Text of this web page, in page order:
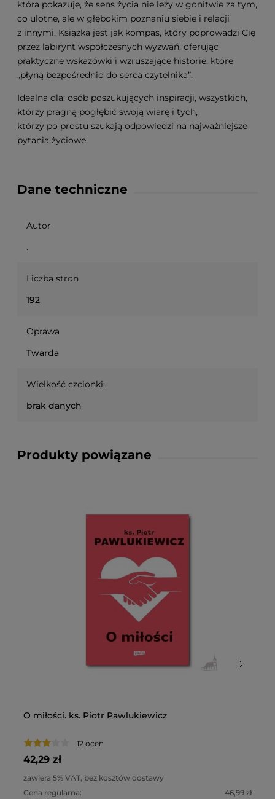
która pokazuje, że sens życia nie leży w gonitwie za tym,
co ulotne, ale w głębokim poznaniu siebie i relacji
z innymi. Książka jest jak kompas, który poprowadzi Cię
przez labirynt współczesnych wyzwań, oferując
praktyczne wskazówki i wzruszające historie, które
„płyną bezpośrednio do serca czytelnika”.
Idealna dla: osób poszukujących inspiracji, wszystkich,
którzy pragną pogłębić swoją wiarę i tych,
którzy po prostu szukają odpowiedzi na najważniejsze
pytania życiowe.
Dane techniczne
Autor
.
Liczba stron
192
Oprawa
Twarda
Wielkość czcionki:
brak danych
Produkty powiązane
O miłości. ks. Piotr Pawlukiewicz
12 ocen
42,29 zł
zawiera 5% VAT, bez kosztów dostawy
Cena regularna:
46,99 zł